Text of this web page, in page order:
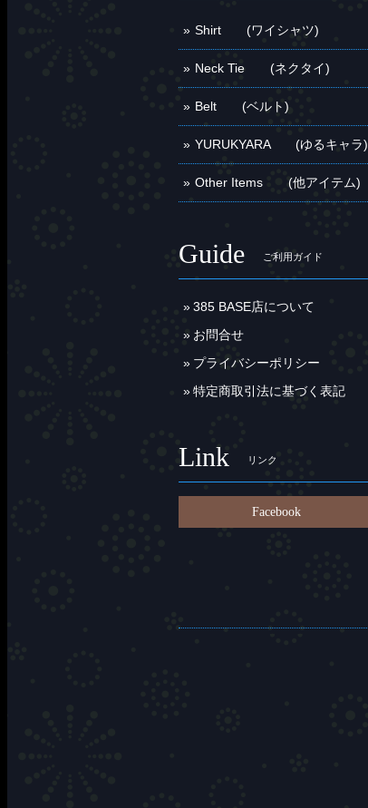
Shirt (ワイシャツ)
Neck Tie (ネクタイ)
Belt (ベルト)
YURUKYARA (ゆるキャラ)
Other Items (他アイテム)
Guide ご利用ガイド
385 BASE店について
お問合せ
プライバシーポリシー
特定商取引法に基づく表記
Link リンク
Facebook